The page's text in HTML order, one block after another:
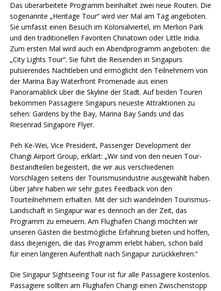
Das überarbeitete Programm beinhaltet zwei neue Routen. Die
sogenannte „Heritage Tour“ wird vier Mal am Tag angeboten.
Sie umfasst einen Besuch im Kolonialviertel, im Merlion Park
und den traditionellen Favoriten Chinatown oder Little India.
Zum ersten Mal wird auch ein Abendprogramm angeboten: die
„City Lights Tour“. Sie führt die Reisenden in Singapurs
pulsierendes Nachtleben und ermöglicht den Teilnehmern von
der Marina Bay Waterfront Promenade aus einen
Panoramablick über die Skyline der Stadt. Auf beiden Touren
bekommen Passagiere Singapurs neueste Attraktionen zu
sehen: Gardens by the Bay, Marina Bay Sands und das
Riesenrad Singapore Flyer.
Peh Ke-Wei, Vice President, Passenger Development der
Changi Airport Group, erklärt: „Wir sind von den neuen Tour-
Bestandteilen begeistert, die wir aus verschiedenen
Vorschlägen seitens der Tourismusindustrie ausgewählt haben.
Über Jahre haben wir sehr gutes Feedback von den
Tourteilnehmern erhalten. Mit der sich wandelnden Tourismus-
Landschaft in Singapur war es dennoch an der Zeit, das
Programm zu erneuern. Am Flughafen Changi möchten wir
unseren Gästen die bestmögliche Erfahrung bieten und hoffen,
dass diejenigen, die das Programm erlebt haben, schon bald
für einen längeren Aufenthalt nach Singapur zurückkehren.“
Die Singapur Sightseeing Tour ist für alle Passagiere kostenlos.
Passagiere sollten am Flughafen Changi einen Zwischenstopp